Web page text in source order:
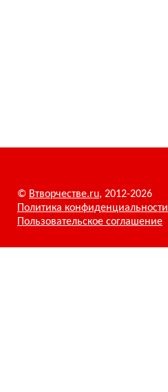
© Втворчестве.ru, 2012-2026
Политика конфиденциальности
Пользовательское соглашение